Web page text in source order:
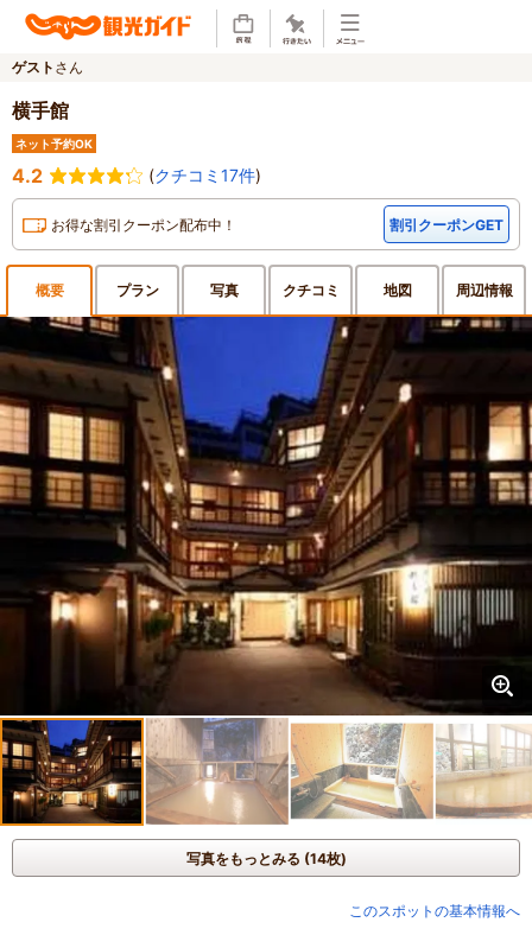
ゲスト さん
横手館
ネット予約OK
4.2 (クチコミ17件)
お得な割引クーポン配布中！ 割引クーポンGET
概要 プラン 写真 クチコミ 地図 周辺情報
写真をもっとみる (14枚)
このスポットの基本情報へ